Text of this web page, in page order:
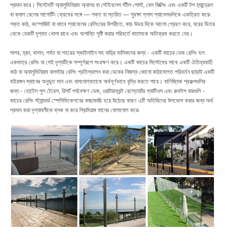
প্রদান করে। সিস্টেমটি অ্যালুমিনিয়াম অ্যালয় বা স্টেইনলেস স্টীল পোস্ট, বেস ফিক্সিং এবং একটি টপ হ্যান্ড্রেল
বা ক্যাপ রেলের সাপোর্টিং ফ্রেমের সঙ্গে — শক্ত বা স্তরিত — সুরক্ষা গ্লাস প্যানেলগুলিকে একত্রিত করে৷
শক্ত কাঠ, কম্পোজিট বা ধাতব প্যানেলের রেলিংয়ের বিপরীতে, কাচ উভয় দিকে আলো প্রেরণ করে, ঘরের ভিতর
থেকে ডেকটি দৃশ্যত খোলা রাখে এবং অশান্তি সৃষ্টি করার পরিবর্তে বাতাসকে অতিক্রম করতে দেয়।
সাগর, হ্রদ, বাগান, পর্বত বা শহরের স্কাইলাইন সহ বাড়ির মালিকদের জন্য - একটি কাচের ডেক রেলিং হল
একমাত্র রেলিং যা সেই দৃশ্যটিকে সম্পূর্ণরূপে সংরক্ষণ করে। একটি কাচের সিস্টেমের সাথে একটি ঐতিহ্যবাহী
কাঠ বা অ্যালুমিনিয়াম বালস্টার রেলিং প্রতিস্থাপন করা ডেকের নিজস্ব কোনো কাঠামোগত পরিবর্তন ছাড়াই একটি
বহিরঙ্গন স্থানের অনুভূত মান এবং বাসযোগ্যতাকে অর্থপূর্ণভাবে বৃদ্ধি করতে পারে। বাণিজ্যিক প্রকল্পগুলির
জন্য - হোটেল পুল টেরেস, রিসর্ট পর্যবেক্ষণ ডেক, ওয়াটারফ্রন্ট রেস্তোরাঁর প্যাটিওস এবং রুফটপ বারগুলি -
কাচের রেলিং স্ট্যান্ডার্ড স্পেসিফিকেশনের কাছাকাছি হয়ে উঠেছে কারণ এটি অতিথিদের উপভোগ করার জন্য অর্থ
প্রদান করা দৃশ্যাবলীকে ব্লক না করে প্রিমিয়াম মানের যোগাযোগ করে৷